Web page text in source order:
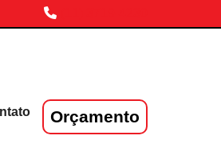
Orçamento